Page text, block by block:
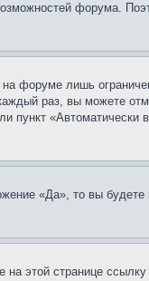
форума.
форуме лишь
раз, вы можете
пункт «Автоматически
«Да», то вы
этой странице